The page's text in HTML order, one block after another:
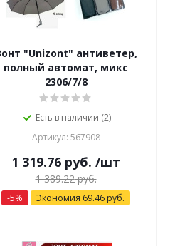
"Unizont" антиветер,
полный автомат, микс
2306/7/8
Есть в наличии (2)
Артикул: 567908
1 319.76 руб. /шт
1 389.22руб.
-5% Экономия 69.46 руб.